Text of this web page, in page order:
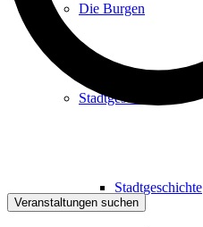
Die Burgen
Stadtgeschichte
Stadtgeschichte
Veranstaltungen suchen